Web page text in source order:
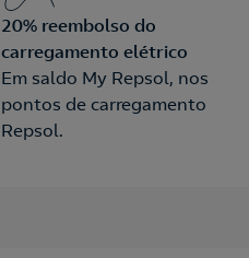
20% reembolso do
carregamento elétrico
Em saldo My Repsol, nos
pontos de carregamento
Repsol.